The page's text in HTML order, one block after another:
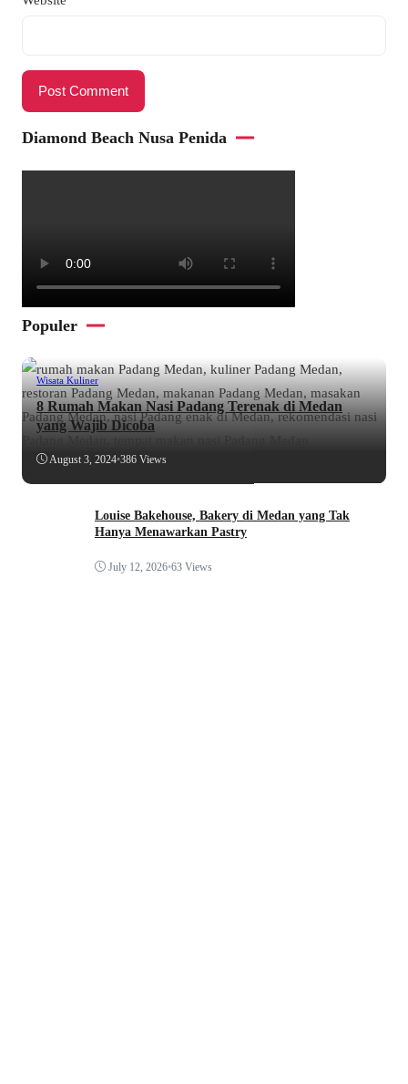
Diamond Beach Nusa Penida
Populer
Wisata Kuliner
8 Rumah Makan Nasi Padang Terenak di Medan
yang Wajib Dicoba
August 3, 2024•386 Views
Louise Bakehouse, Bakery di Medan yang Tak
Hanya Menawarkan Pastry
July 12, 2026•63 Views